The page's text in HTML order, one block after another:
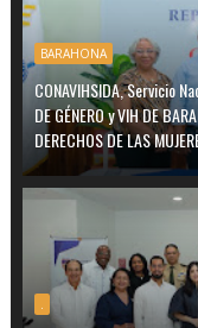
BARAHONA
CONAVIHSIDA, Servicio
DE GÉNERO y VIH DE
DERECHOS DE LAS
.